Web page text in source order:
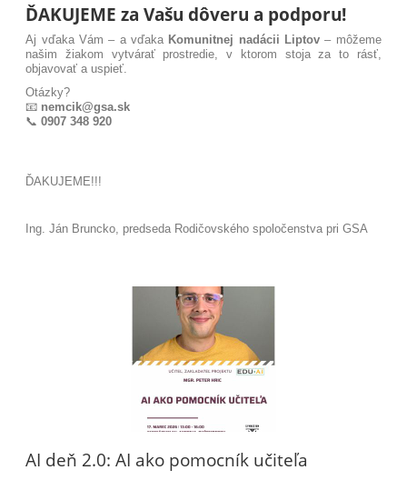
ĎAKUJEME za Vašu dôveru a podporu!
Aj vďaka Vám – a vďaka Komunitnej nadácii Liptov – môžeme
našim žiakom vytvárať prostredie, v ktorom stoja za to rásť,
objavovať a uspieť.
Otázky?
📧 nemcik@gsa.sk
📞0907 348 920
ĎAKUJEME!!!
Ing. Ján Bruncko, predseda Rodičovského spoločenstva pri GSA
AI deň 2.0: AI ako pomocník učiteľa